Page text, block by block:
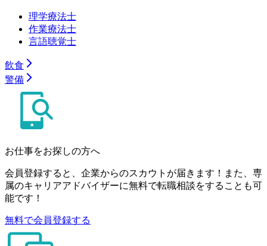
理学療法士
作業療法士
言語聴覚士
飲食
警備
お仕事をお探しの方へ
会員登録すると、企業からのスカウトが届きます！また、専
属のキャリアアドバイザーに無料で転職相談をすることも可
能です！
無料で会員登録する